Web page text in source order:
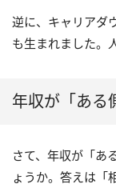
逆に、キャリアダ
も生まれました。
年収が「ある
さて、年収が「あ
ょうか。答えは「